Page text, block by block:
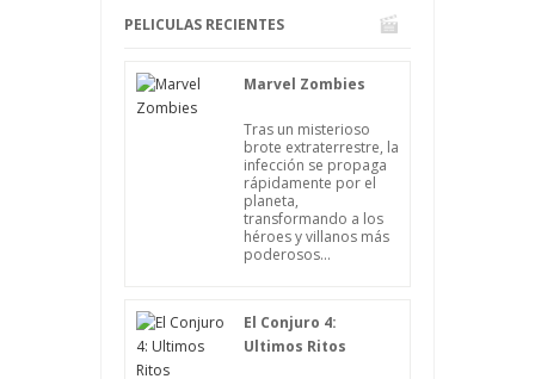
PELICULAS RECIENTES
Marvel Zombies
Tras un misterioso
brote extraterrestre, la
infección se propaga
rápidamente por el
planeta,
transformando a los
héroes y villanos más
poderosos...
El Conjuro 4:
Ultimos Ritos